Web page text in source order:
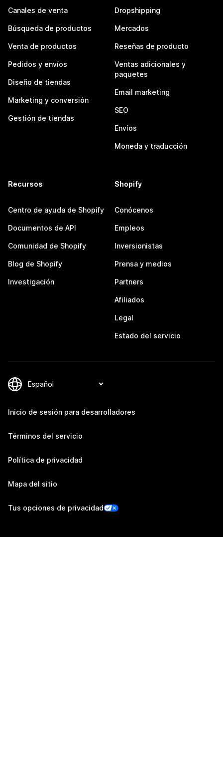
Canales de venta
Búsqueda de productos
Venta de productos
Pedidos y envíos
Diseño de tiendas
Marketing y conversión
Gestión de tiendas
Dropshipping
Mercados
Reseñas de producto
Ventas adicionales y
paquetes
Email marketing
SEO
Envíos
Moneda y traducción
Recursos
Centro de ayuda de Shopify
Documentos de API
Comunidad de Shopify
Blog de Shopify
Investigación
Shopify
Conócenos
Empleos
Inversionistas
Prensa y medios
Partners
Afiliados
Legal
Estado del servicio
Inicio de sesión para desarrolladores
Términos del servicio
Política de privacidad
Mapa del sitio
Tus opciones de privacidad